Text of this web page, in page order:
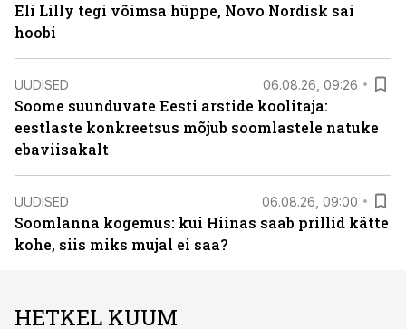
Eli Lilly tegi võimsa hüppe, Novo Nordisk sai
hoobi
UUDISED 06.08.26, 09:26
Soome suunduvate Eesti arstide koolitaja:
eestlaste konkreetsus mõjub soomlastele natuke
ebaviisakalt
UUDISED 06.08.26, 09:00
Soomlanna kogemus: kui Hiinas saab prillid kätte
kohe, siis miks mujal ei saa?
HETKEL KUUM